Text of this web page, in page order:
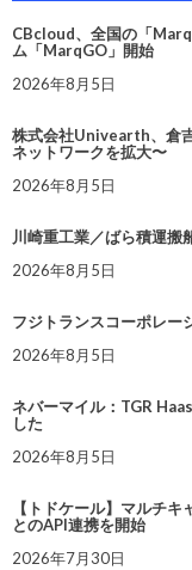
CBcloud、全国の「
ム「MarqGO」開始
2026年8月5日
株式会社Univearth、倉
ネットワークを拡大〜
2026年8月5日
川崎重工業／ばら積運搬
2026年8月5日
フジトランスコーポレー
2026年8月5日
ネバーマイル：TGR
した
2026年8月5日
【トドケール】マルチ
とのAPI連携を開始
2026年7月30日